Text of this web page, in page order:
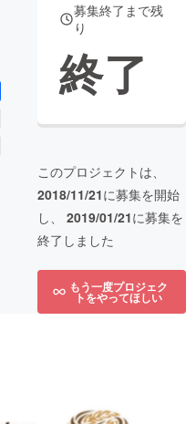
募集終了まで残
り
終了
このプロジェクトは、
2018/11/21に募集を開始
し、 2019/01/21に募集を
終了しました
もう一度プロジェク
トをやってほしい